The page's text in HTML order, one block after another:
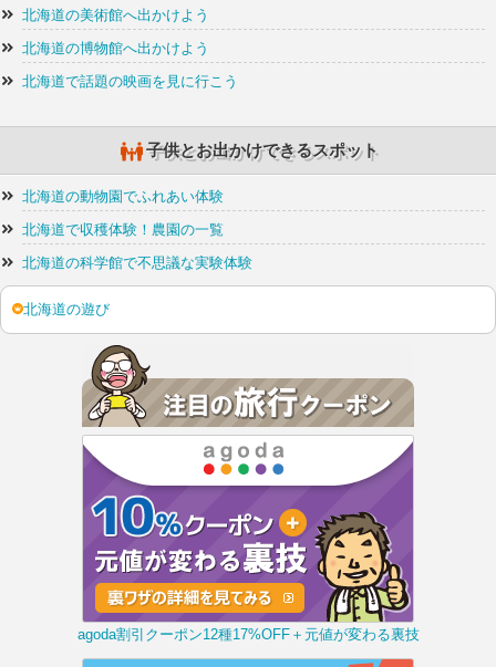
北海道の美術館へ出かけよう
北海道の博物館へ出かけよう
北海道で話題の映画を見に行こう
子供とお出かけできるスポット
北海道の動物園でふれあい体験
北海道で収穫体験！農園の一覧
北海道の科学館で不思議な実験体験
北海道の遊び
agoda割引クーポン12種17%OFF＋元値が変わる裏技